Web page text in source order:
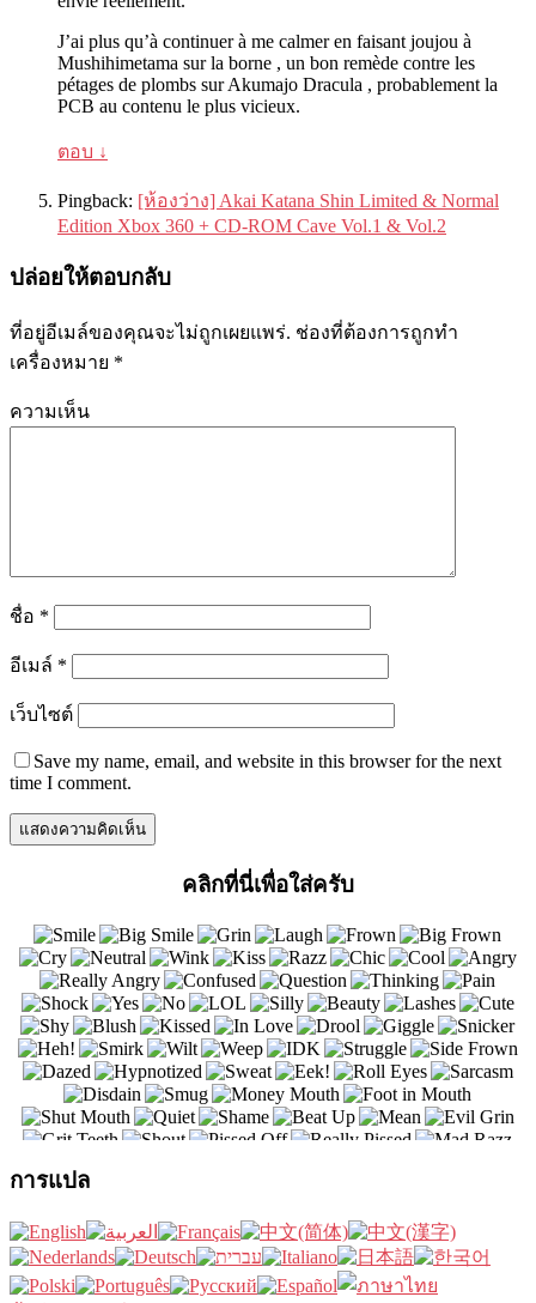
J’ai plus qu’à continuer à me calmer en faisant joujou à
Mushihimetama sur la borne , un bon remède contre les
pétages de plombs sur Akumajo Dracula , probablement la
PCB au contenu le plus vicieux.
ตอบ ↓
Pingback: [ห้องว่าง] Akai Katana Shin Limited & Normal
Edition Xbox 360 + CD-ROM Cave Vol.1 & Vol.2
ปล่อยให้ตอบกลับ
ที่อยู่อีเมล์ของคุณจะไม่ถูกเผยแพร่. ช่องที่ต้องการถูกทำ
เครื่องหมาย *
ความเห็น
ชื่อ *
อีเมล์ *
เว็บไซต์
Save my name, email, and website in this browser for the next
time I comment.
คลิกที่นี่เพื่อใส่ครับ
การแปล